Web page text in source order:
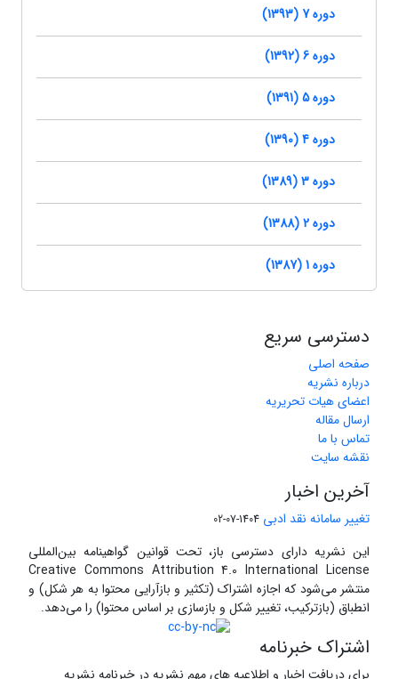
دوره 7 (1393)
دوره 6 (1392)
دوره 5 (1391)
دوره 4 (1390)
دوره 3 (1389)
دوره 2 (1388)
دوره 1 (1387)
دسترسی سریع
صفحه اصلی
درباره نشریه
اعضای هیات تحریریه
ارسال مقاله
تماس با ما
نقشه سایت
آخرین اخبار
تغییر سامانه نقد ادبی 1404-07-02
این نشریه دارای دسترسی باز، تحت قوانین گواهینامه بین‌المللی
Creative Commons Attribution 4.0 International License
منتشر می‌شود که اجازه اشتراک (تکثیر و بازآرایی محتوا به هر شکل) و
انطباق (بازترکیب، تغییر شکل و بازسازی بر اساس محتوا) را می‌دهد.
اشتراک خبرنامه
برای دریافت اخبار و اطلاعیه های مهم نشریه در خبرنامه نشریه